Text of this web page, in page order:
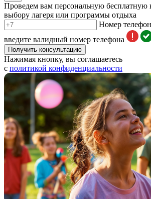
Проведем вам персональную бесплатную
выбору лагеря или программы отдыха
Номер
введите валидный номер телефона
Получить консультацию
Нажимая кнопку, вы соглашаетесь
с политикой конфиденциальности